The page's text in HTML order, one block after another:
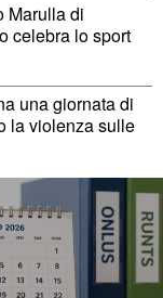
Marulla di
celebra lo sport
una giornata di
la violenza sulle